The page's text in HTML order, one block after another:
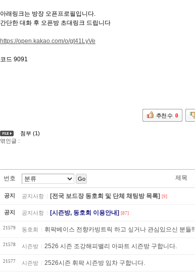
아래링크는 방장 오픈프로필입니다.
간단한 대화 후 오픈방 초대링크 드립니다
https://open.kakao.com/o/gt41LyVe
코드 9091
추천 수 0
첨부 (1)
엮인글 :
번호 Go 제목
공지 공지사항 [전국 보드장 동호회 및 단체 채팅방 목록] [9]
공지 공지사항 [시즌방, 동호회 이용안내] [87]
21579 동호회 휘팍베이스 전향카빙트릭 하고 싶거나 관심있으신 분들!!
21578 시즌방 2526 시즌 조강해피밸리 아파트 시즌방 구합니다.
21577 시즌방 2526시즌 휘팍 시즌방 임차 구합니다.